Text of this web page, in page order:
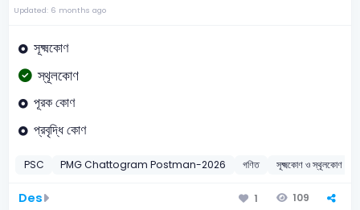
Updated: 6 months ago
সূক্ষ্মকোণ
স্থূলকোণ
পূরক কোণ
প্রবৃদ্ধি কোণ
PSC PMG Chattogram Postman-2026 গণিত সূক্ষ্মকোণ ও
Des 1 109